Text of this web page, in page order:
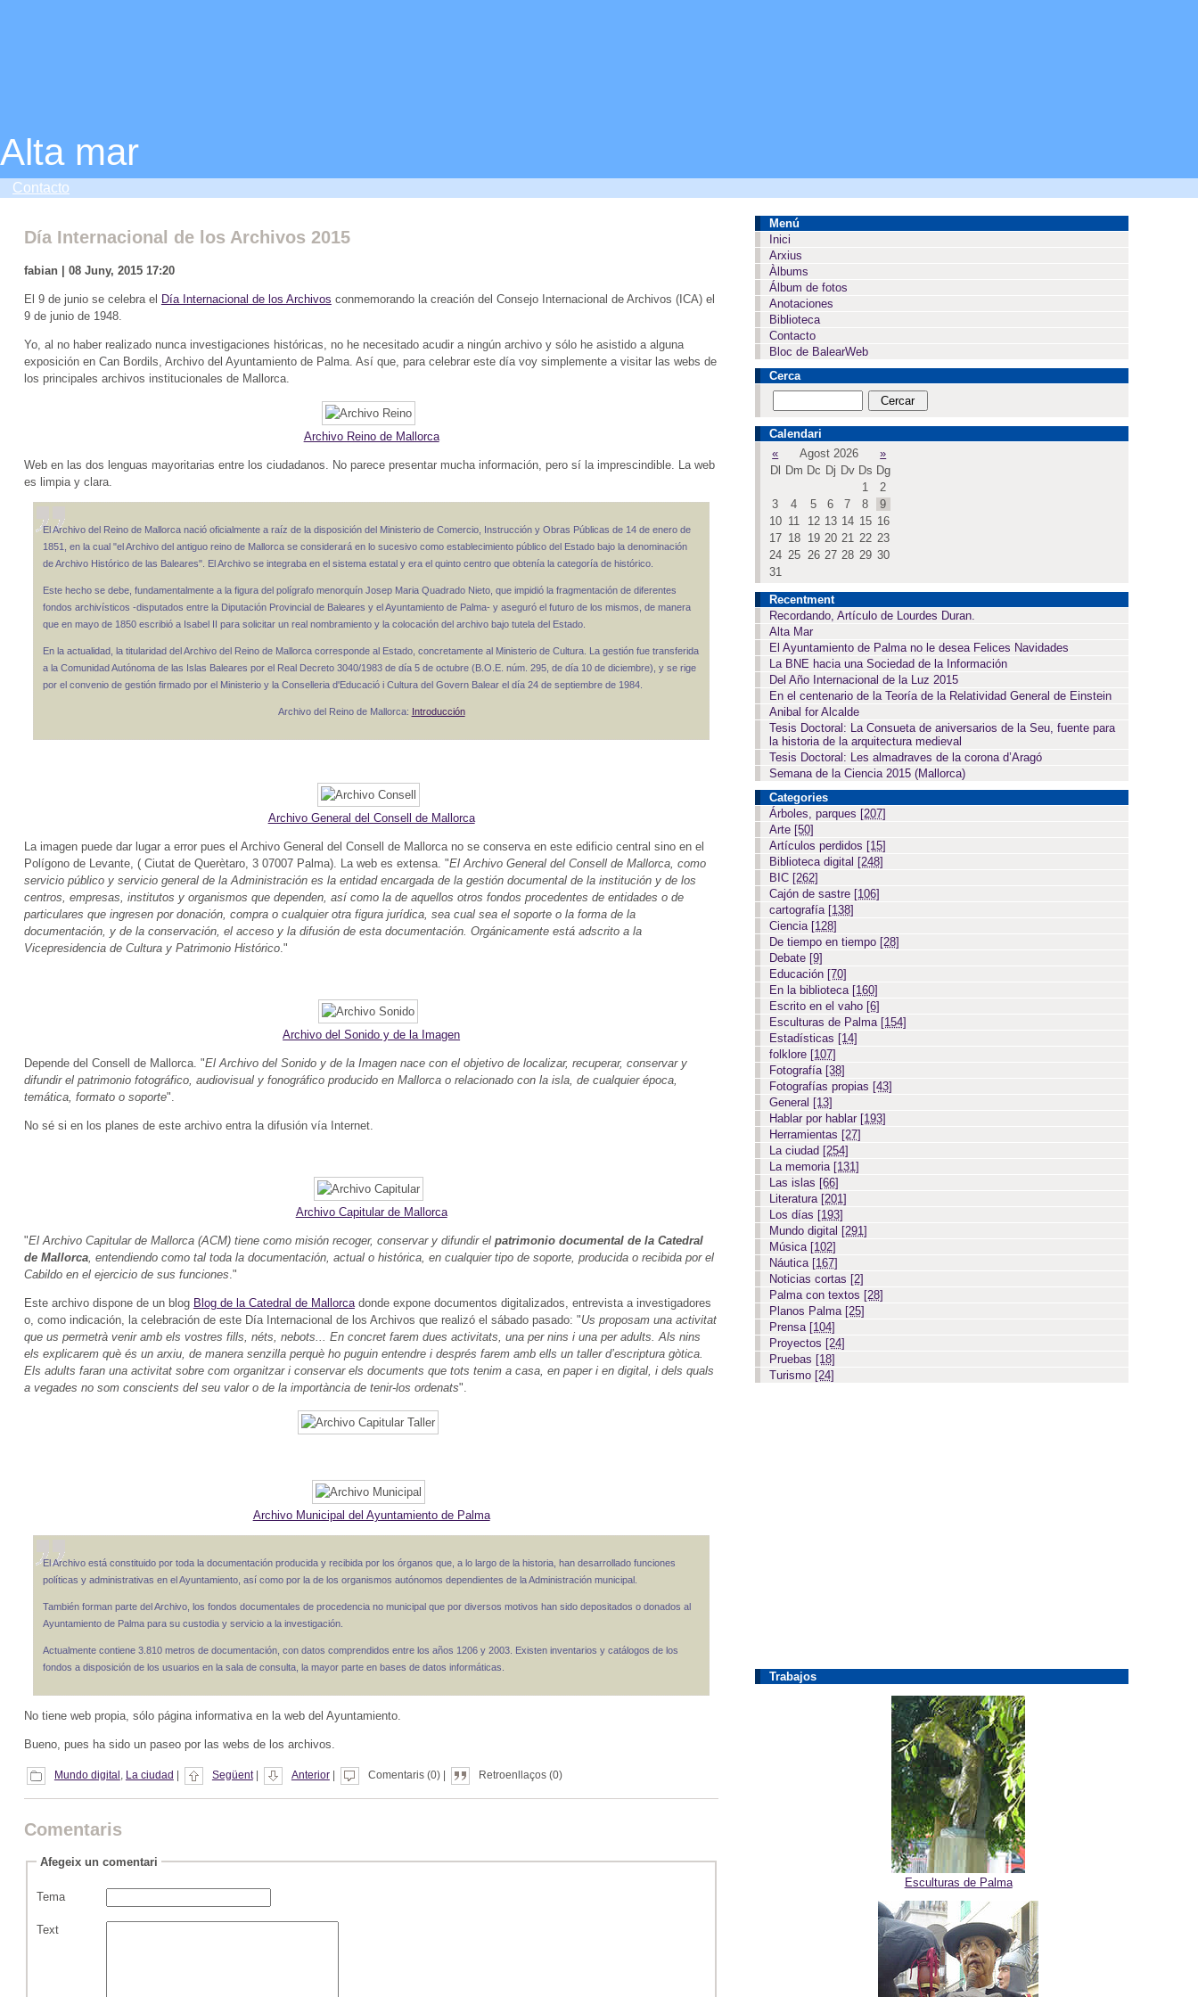
Alta mar
Contacto
Día Internacional de los Archivos 2015
fabian | 08 Juny, 2015 17:20
El 9 de junio se celebra el Día Internacional de los Archivos conmemorando la creación del Consejo Internacional de Archivos (ICA) el
9 de junio de 1948.
Yo, al no haber realizado nunca investigaciones históricas, no he necesitado acudir a ningún archivo y sólo he asistido a alguna
exposición en Can Bordils, Archivo del Ayuntamiento de Palma. Así que, para celebrar este día voy simplemente a visitar las webs de
los principales archivos institucionales de Mallorca.
Archivo Reino de Mallorca
Web en las dos lenguas mayoritarias entre los ciudadanos. No parece presentar mucha información, pero sí la imprescindible. La web
es limpia y clara.
El Archivo del Reino de Mallorca nació oficialmente a raíz de la disposición del Ministerio de Comercio, Instrucción y Obras Públicas de 14 de enero de
1851, en la cual "el Archivo del antiguo reino de Mallorca se considerará en lo sucesivo como establecimiento público del Estado bajo la denominación
de Archivo Histórico de las Baleares". El Archivo se integraba en el sistema estatal y era el quinto centro que obtenía la categoría de histórico.
Este hecho se debe, fundamentalmente a la figura del polígrafo menorquín Josep Maria Quadrado Nieto, que impidió la fragmentación de diferentes
fondos archivísticos -disputados entre la Diputación Provincial de Baleares y el Ayuntamiento de Palma- y aseguró el futuro de los mismos, de manera
que en mayo de 1850 escribió a Isabel II para solicitar un real nombramiento y la colocación del archivo bajo tutela del Estado.
En la actualidad, la titularidad del Archivo del Reino de Mallorca corresponde al Estado, concretamente al Ministerio de Cultura. La gestión fue transferida
a la Comunidad Autónoma de las Islas Baleares por el Real Decreto 3040/1983 de día 5 de octubre (B.O.E. núm. 295, de día 10 de diciembre), y se rige
por el convenio de gestión firmado por el Ministerio y la Conselleria d'Educació i Cultura del Govern Balear el día 24 de septiembre de 1984.
Archivo del Reino de Mallorca: Introducción
Archivo General del Consell de Mallorca
La imagen puede dar lugar a error pues el Archivo General del Consell de Mallorca no se conserva en este edificio central sino en el
Polígono de Levante, ( Ciutat de Querètaro, 3 07007 Palma). La web es extensa. "El Archivo General del Consell de Mallorca, como
servicio público y servicio general de la Administración es la entidad encargada de la gestión documental de la institución y de los
centros, empresas, institutos y organismos que dependen, así como la de aquellos otros fondos procedentes de entidades o de
particulares que ingresen por donación, compra o cualquier otra figura jurídica, sea cual sea el soporte o la forma de la
documentación, y de la conservación, el acceso y la difusión de esta documentación. Orgánicamente está adscrito a la
Vicepresidencia de Cultura y Patrimonio Histórico."
Archivo del Sonido y de la Imagen
Depende del Consell de Mallorca. "El Archivo del Sonido y de la Imagen nace con el objetivo de localizar, recuperar, conservar y
difundir el patrimonio fotográfico, audiovisual y fonográfico producido en Mallorca o relacionado con la isla, de cualquier época,
temática, formato o soporte".
No sé si en los planes de este archivo entra la difusión vía Internet.
Archivo Capitular de Mallorca
"El Archivo Capitular de Mallorca (ACM) tiene como misión recoger, conservar y difundir el patrimonio documental de la Catedral
de Mallorca, entendiendo como tal toda la documentación, actual o histórica, en cualquier tipo de soporte, producida o recibida por el
Cabildo en el ejercicio de sus funciones."
Este archivo dispone de un blog Blog de la Catedral de Mallorcadonde expone documentos digitalizados, entrevista a investigadores
o, como indicación, la celebración de este Día Internacional de los Archivos que realizó el sábado pasado: "Us proposam una activitat
que us permetrà venir amb els vostres fills, néts, nebots... En concret farem dues activitats, una per nins i una per adults. Als nins
els explicarem què és un arxiu, de manera senzilla perquè ho puguin entendre i després farem amb ells un taller d’escriptura gòtica.
Els adults faran una activitat sobre com organitzar i conservar els documents que tots tenim a casa, en paper i en digital, i dels quals
a vegades no som conscients del seu valor o de la importància de tenir-los ordenats".
Archivo Municipal del Ayuntamiento de Palma
El Archivo está constituido por toda la documentación producida y recibida por los órganos que, a lo largo de la historia, han desarrollado funciones
políticas y administrativas en el Ayuntamiento, así como por la de los organismos autónomos dependientes de la Administración municipal.
También forman parte del Archivo, los fondos documentales de procedencia no municipal que por diversos motivos han sido depositados o donados al
Ayuntamiento de Palma para su custodia y servicio a la investigación.
Actualmente contiene 3.810 metros de documentación, con datos comprendidos entre los años 1206 y 2003. Existen inventarios y catálogos de los
fondos a disposición de los usuarios en la sala de consulta, la mayor parte en bases de datos informáticas.
No tiene web propia, sólo página informativa en la web del Ayuntamiento.
Bueno, pues ha sido un paseo por las webs de los archivos.
Mundo digital La ciudad Següent| Anterior| Comentaris (0) | Retroenllaços (0)
Comentaris
Afegeix un comentari
Tema
Text
Menú
Inici
Arxius
Àlbums
Álbum de fotos
Anotaciones
Biblioteca
Contacto
Bloc de BalearWeb
Cerca
Calendari
«
Agost 2026
»
Dl
Dm Dc Dj Dv Ds Dg
1
2
3
4 5 6 7 8
9
10 11 12 13 14 15 16
17 18 19 20 21 22 23
24 25 26 27 28 29 30
31
Recentment
Recordando, Artículo de Lourdes Duran.
Alta Mar
El Ayuntamiento de Palma no le desea Felices Navidades
La BNE hacia una Sociedad de la Información
Del Año Internacional de la Luz 2015
En el centenario de la Teoría de la Relatividad General de Einstein
Anibal for Alcalde
Tesis Doctoral: La Consueta de aniversarios de la Seu, fuente para
la historia de la arquitectura medieval
Tesis Doctoral: Les almadraves de la corona d’Aragó
Semana de la Ciencia 2015 (Mallorca)
Categories
Árboles, parques [207]
Arte [50]
Artículos perdidos [15]
Biblioteca digital [248]
BIC [262]
Cajón de sastre [106]
cartografía [138]
Ciencia [128]
De tiempo en tiempo [28]
Debate [9]
Educación [70]
En la biblioteca [160]
Escrito en el vaho [6]
Esculturas de Palma [154]
Estadísticas [14]
folklore [107]
Fotografía [38]
Fotografías propias [43]
General [13]
Hablar por hablar [193]
Herramientas [27]
La ciudad [254]
La memoria [131]
Las islas [66]
Literatura [201]
Los días [193]
Mundo digital [291]
Música [102]
Náutica [167]
Noticias cortas [2]
Palma con textos [28]
Planos Palma [25]
Prensa [104]
Proyectos [24]
Pruebas [18]
Turismo [24]
Trabajos
Esculturas de Palma